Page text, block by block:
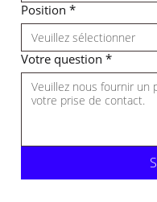
Position *
Votre question *